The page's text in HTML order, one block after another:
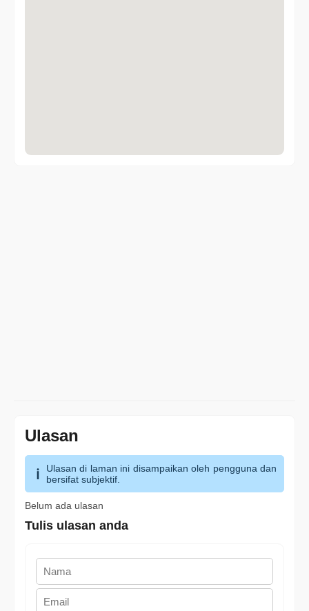
Ulasan
Ulasan di laman ini disampaikan oleh pengguna dan
bersifat subjektif.
Belum ada ulasan
Tulis ulasan anda